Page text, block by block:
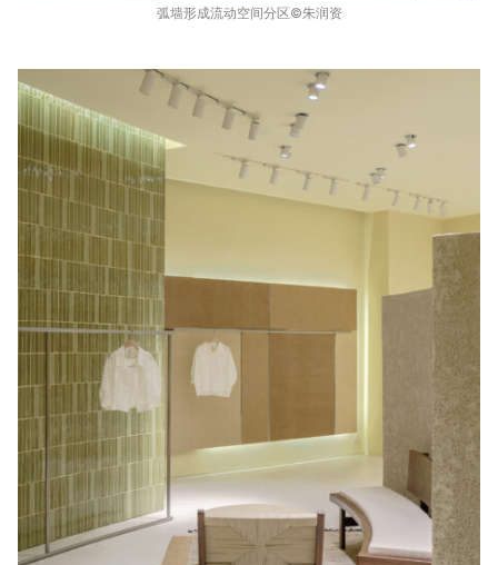
弧墙形成流动空间分区©️朱润资